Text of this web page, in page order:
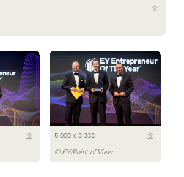
5 000 x 3 333
© EY/Point of View